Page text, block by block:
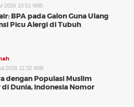
2026 10:51 WIB
BPA pada Galon Guna Ulang
Picu Alergi di Tubuh
2026 11:32 WIB
dengan Populasi Muslim
di Dunia, Indonesia Nomor